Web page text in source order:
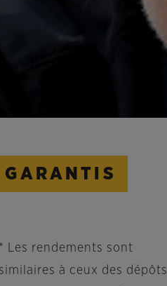
GARANTIS
* Les rendements sont
similaires à ceux des dépôts